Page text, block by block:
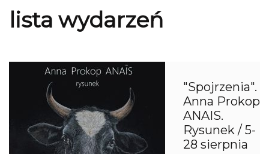
lista wydarzeń
"Spojrzenia".
Anna Prokop
ANAIS.
Rysunek / 5-
28 sierpnia